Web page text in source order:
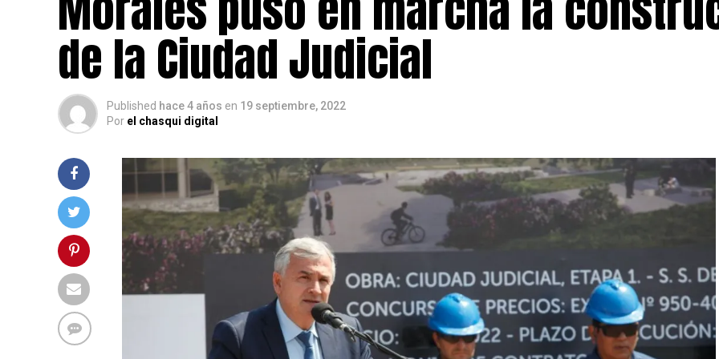
de la Ciudad Judicial
Published hace 4 años en 19 septiembre, 2022
Por el chasqui digital